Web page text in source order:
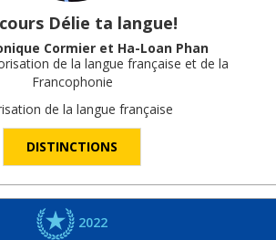
Délie ta langue!
Cormier et Ha-Loan Phan
de la langue française et de la
Francophonie
de la langue française
DISTINCTIONS
2022